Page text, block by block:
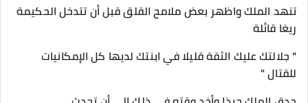
تنهد الملك واظهر بعض ملامح القلق قبل أن تتدخل الحكيمة
ريغا قائلة
" جلالتك عليك الثقة قليلا في ابنتك لديها كل الإمكانيات
للقتال "